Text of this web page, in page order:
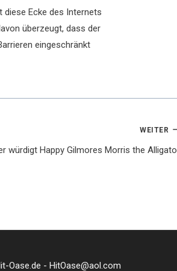
diese Ecke des Internets
überzeugt, dass der
eingeschränkt
WEITER
würdigt Happy Gilmores Morris the
Oase.de - HitOase@aol.com